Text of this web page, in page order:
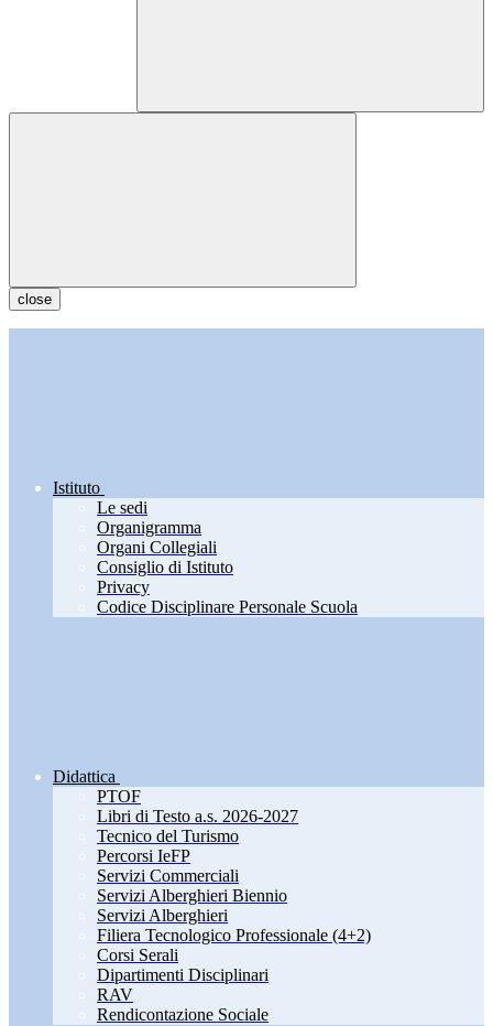
close
Istituto
Le sedi
Organigramma
Organi Collegiali
Consiglio di Istituto
Privacy
Codice Disciplinare Personale Scuola
Didattica
PTOF
Libri di Testo a.s. 2026-2027
Tecnico del Turismo
Percorsi IeFP
Servizi Commerciali
Servizi Alberghieri Biennio
Servizi Alberghieri
Filiera Tecnologico Professionale (4+2)
Corsi Serali
Dipartimenti Disciplinari
RAV
Rendicontazione Sociale